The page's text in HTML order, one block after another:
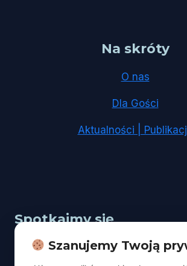
Na skróty
O nas
Dla Gości
Aktualności |
Spotkajmy się
Adres: Łódź, ul. Kopcińskiego 67
Szanujemy Twoją